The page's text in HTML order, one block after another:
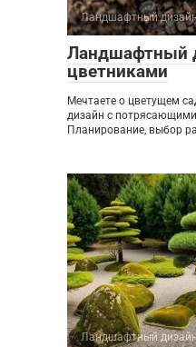
Ландшафтный
Ландшафтный
цветниками
Мечтаете о цветущем
дизайн с
Планирование, выбор
Ландшафтный дизайн